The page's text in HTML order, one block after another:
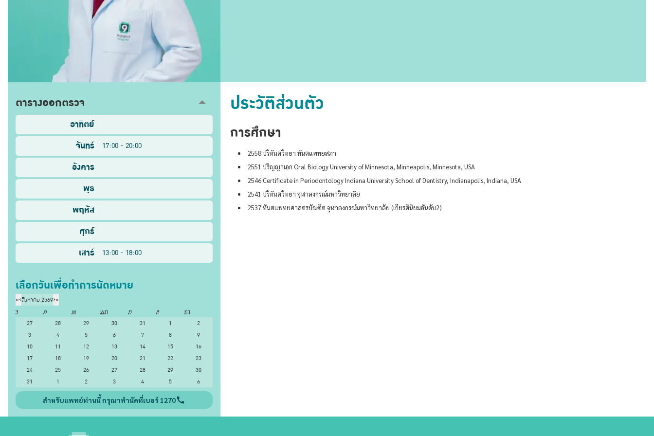
ตารางออกตรวจ
อาทิตย์
จันทร์
17:00 - 20:00
อังคาร
พุธ
พฤหัส
ศุกร์
เสาร์
13:00 - 18:00
เลือกวันเพื่อทำการนัดหมาย
«‹สิงหาคม 2569›»
จ
อ พ พฤ ศ ส
อา
27
28 29 30 31 1
2
3
4 5 6 7 8
9
10
11 12 13 14 15
16
17
18 19 20 21 22
23
24
25 26 27 28 29
30
31
1 2 3 4 5 6
สำหรับแพทย์ท่านนี้ กรุณาทำนัดที่เบอร์ 1270
ประวัติส่วนตัว
การศึกษา
2558 ปริทันตวิทยา ทันตแพทยสภา
2551 ปริญญาเอก Oral Biology University of Minnesota, Minneapolis, Minnesota, USA
2546 Certificate in Periodontology Indiana University School of Dentistry, Indianapolis, Indiana, USA
2541 ปริทันตวิทยา จุฬาลงกรณ์มหาวิทยาลัย
2537 ทันตแพทยศาสตรบัณฑิต จุฬาลงกรณ์มหาวิทยาลัย (เกียรตินิยมอันดับ2)